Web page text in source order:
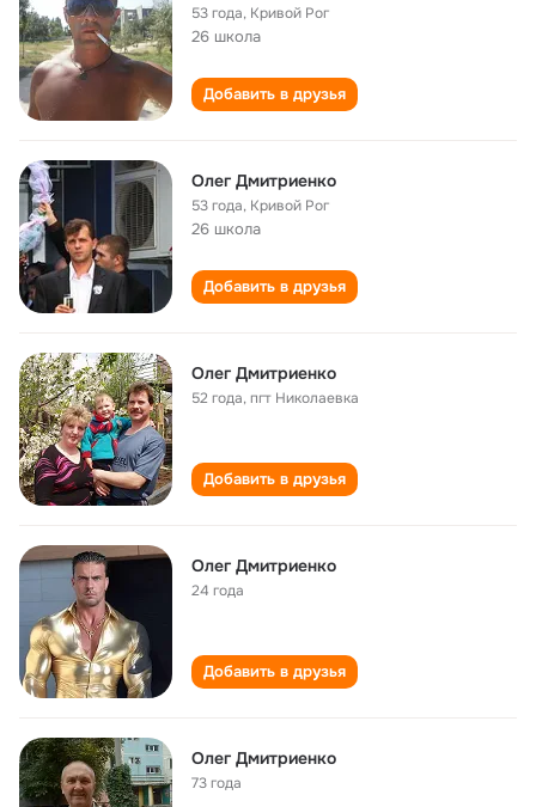
53 года, Кривой Рог
26 школа
Добавить в друзья
Олег Дмитриенко
53 года, Кривой Рог
26 школа
Добавить в друзья
Олег Дмитриенко
52 года,пгт Николаевка
Добавить в друзья
Олег Дмитриенко
24 года
Добавить в друзья
Олег Дмитриенко
73 года